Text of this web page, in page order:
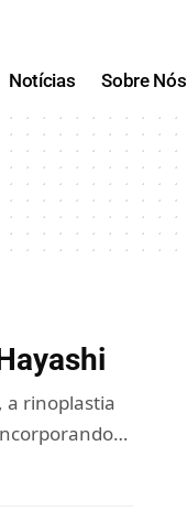
Notícias Sobre Nós
a rinoplastia